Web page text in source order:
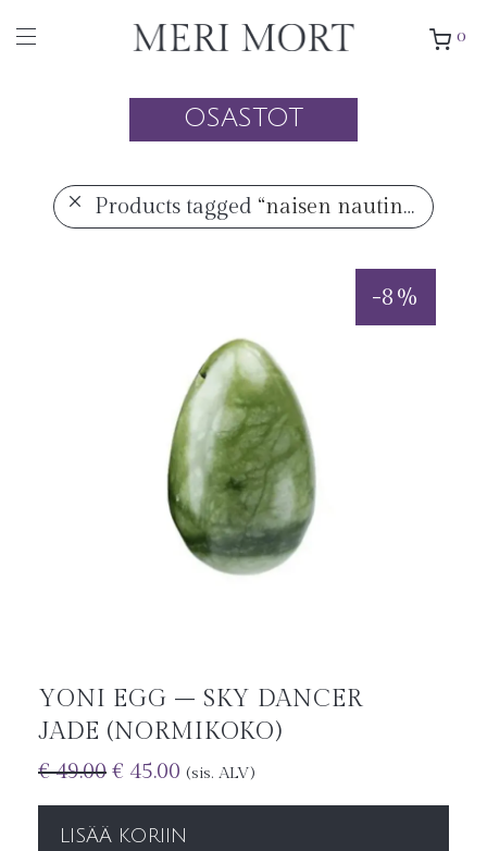
0
OSASTOT
Products tagged “naisen nautinto”
-8%
YONI EGG – SKY DANCER
JADE (NORMIKOKO)
€49.00 € 45.00 (sis. ALV)
LISÄÄ KORIIN